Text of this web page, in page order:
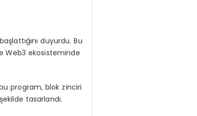
duyurdu. Bu
Web3 ekosisteminde
program, blok zinciri
tasarlandı.